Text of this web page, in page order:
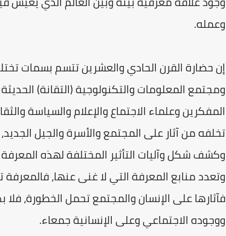
وعمله.
إن حضارة القرن الحادي والعشرين تتسم بسمات
ومجتمع المعلومات والتكنولوجية (التقانة)
المفكرين وعلماء الاجتماع والإعلام والسياسة
تخلفه من آثار على المجتمع والأسرة والجيل
وكشف شكل وآليات التأثير المختلفة لهذه
وتعدد منابع المعرفة التي لا غنى عنها،
فآثارها على الإنسان والمجتمع تحمل الخطورة،
ووجوده الاجتماعي وعلى الإنسانية جمعاء.